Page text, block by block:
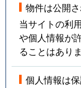
物件は公開
当サイトの利
や個人情報が
ることはあり
個人情報は